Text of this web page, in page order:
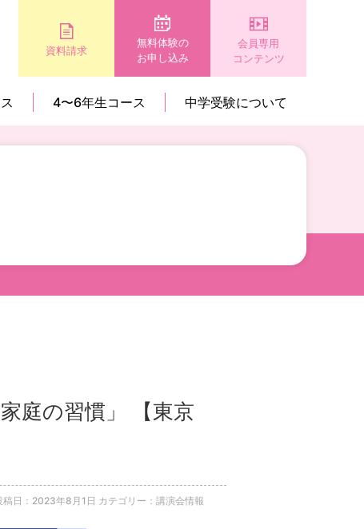
資料請求
無料体験の
お申し込み
会員専用
コンテンツ
4〜6年生コース 中学受験について
庭の習慣」 【東京
稿日：2023年8月1日 カテゴリー：講演会情報